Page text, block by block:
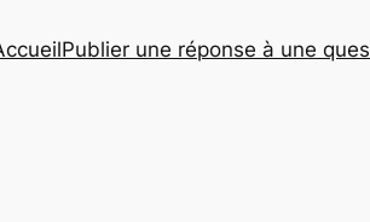
Publier une réponse à une